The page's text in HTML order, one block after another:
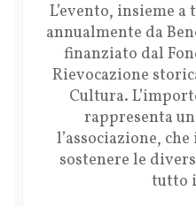
L’evento, insieme
annualmente da
finanziato dal
Rievocazione
Cultura.
rappresenta
l’associazione,
sostenere le
tutto